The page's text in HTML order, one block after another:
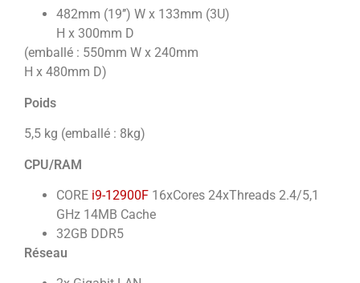
482mm (19’’) W x 133mm (3U)
H x 300mm D
(emballé : 550mm W x 240mm
H x 480mm D)
Poids
5,5 kg (emballé : 8kg)
CPU/RAM
CORE i9-12900F 16xCores 24xThreads 2.4/5,1
GHz 14MB Cache
32GB DDR5
Réseau